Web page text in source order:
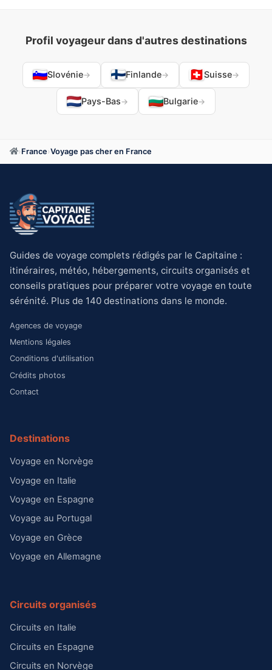
Profil voyageur dans d'autres destinations
Slovénie→ Finlande→ Suisse→
Pays-Bas → Bulgarie→
› France›Voyage pas cher en France
Guides de voyage complets rédigés par le Capitaine :
itinéraires, météo, hébergements, circuits organisés et
conseils pratiques pour préparer votre voyage en toute
sérénité. Plus de 140 destinations dans le monde.
Agences de voyage
Mentions légales
Conditions d'utilisation
Crédits photos
Contact
Destinations
Voyage en Norvège
Voyage en Italie
Voyage en Espagne
Voyage au Portugal
Voyage en Grèce
Voyage en Allemagne
Circuits organisés
Circuits en Italie
Circuits en Espagne
Circuits en Norvège